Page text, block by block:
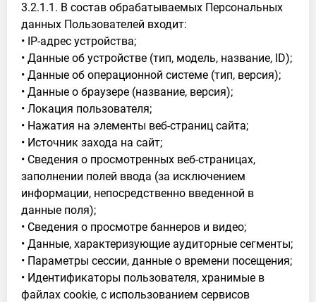
3.2.1.1. В состав обрабатываемых Персональных
данных Пользователей входит:
• IP-адрес устройства;
• Данные об устройстве (тип, модель, название, ID);
• Данные об операционной системе (тип, версия);
• Данные о браузере (название, версия);
• Локация пользователя;
• Нажатия на элементы веб-страниц сайта;
• Источник захода на сайт;
• Сведения о просмотренных веб-страницах,
заполнении полей ввода (за исключением
информации, непосредственно введенной в
данные поля);
• Сведения о просмотре баннеров и видео;
• Данные, характеризующие аудиторные сегменты;
• Параметры сессии, данные о времени посещения;
• Идентификаторы пользователя, хранимые в
файлах cookie, с использованием сервисов